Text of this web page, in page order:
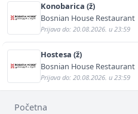
Konobarica (ž)
Bosnian House Restaurant
Prijava do: 20.08.2026. u 23:59
Hostesa (ž)
Bosnian House Restaurant
Prijava do: 20.08.2026. u 23:59
Početna